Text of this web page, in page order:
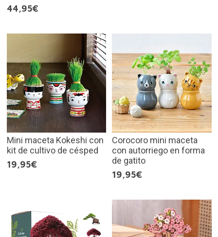
44,95€
Mini maceta Kokeshi con
kit de cultivo de césped
19,95€
Corocoro mini maceta
con autorriego en forma
de gatito
19,95€